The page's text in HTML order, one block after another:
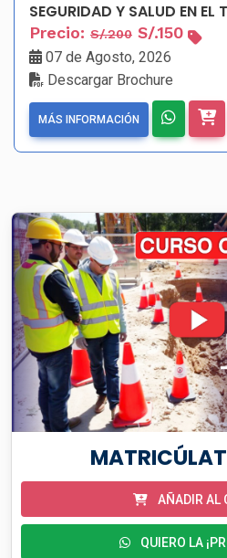
Precio: S/.200 S/.150
07 de Agosto, 2026
Descargar Brochure
MÁS INFORMACIÓN
AÑADIR AL
QUIERO LA